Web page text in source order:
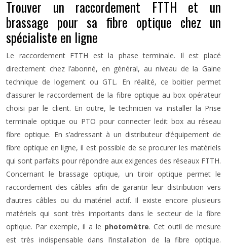
Trouver un raccordement FTTH et un
brassage pour sa fibre optique chez un
spécialiste en ligne
Le raccordement FTTH est la phase terminale. Il est placé
directement chez l’abonné, en général, au niveau de la Gaine
technique de logement ou GTL. En réalité, ce boitier permet
d’assurer le raccordement de la fibre optique au box opérateur
choisi par le client. En outre, le technicien va installer la Prise
terminale optique ou PTO pour connecter ledit box au réseau
fibre optique. En s’adressant à un distributeur d’équipement de
fibre optique en ligne, il est possible de se procurer les matériels
qui sont parfaits pour répondre aux exigences des réseaux FTTH.
Concernant le brassage optique, un tiroir optique permet le
raccordement des câbles afin de garantir leur distribution vers
d’autres câbles ou du matériel actif. Il existe encore plusieurs
matériels qui sont très importants dans le secteur de la fibre
optique. Par exemple, il a le photomètre. Cet outil de mesure
est très indispensable dans l’installation de la fibre optique.